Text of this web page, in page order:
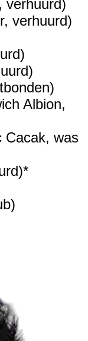
verhuurd)
verhuurd)
Albion,
Cacak, was